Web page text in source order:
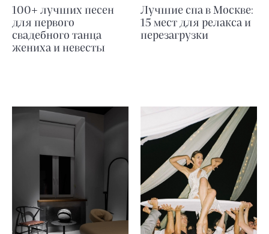
100+ лучших песен
для первого
свадебного танца
жениха и невесты
Лучшие спа в Москве:
15 мест для релакса и
перезагрузки